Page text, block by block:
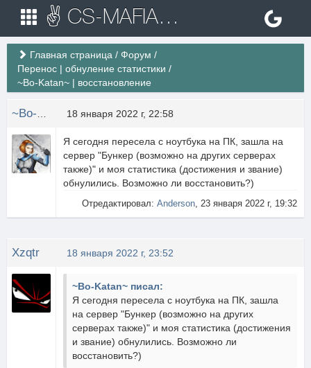
✌ CS-MAFIA.RU ✌ Игровые сервера Counter Strike 1.6
Главная страница / Форум /
Перенос | обнуление статистики /
~Bo-Katan~ | восстановление
18 января 2022 г, 22:58
Я сегодня пересела с ноутбука на ПК, зашла на
сервер "Бункер (возможно на других серверах
также)" и моя статистика (достижения и звание)
обнулились. Возможно ли восстановить?)
Отредактировал: Anderson, 23 января 2022 г, 19:32
Xzqtr 18 января 2022 г, 23:52
~Bo-Katan~ писал:
Я сегодня пересела с ноутбука на ПК, зашла
на сервер "Бункер (возможно на других
серверах также)" и моя статистика (достижения
и звание) обнулились. Возможно ли
восстановить?)